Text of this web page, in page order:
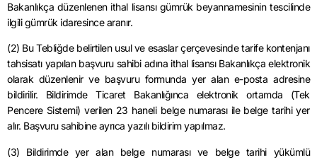
Bakanlıkça düzenlenen ithal lisansı gümrük beyannamesinin tescilinde
ilgili gümrük idaresince aranır.
(2) Bu Tebliğde belirtilen usul ve esaslar çerçevesinde tarife kontenjanı
tahsisatı yapılan başvuru sahibi adına ithal lisansı Bakanlıkça elektronik
olarak düzenlenir ve başvuru formunda yer alan e-posta adresine
bildirilir. Bildirimde Ticaret Bakanlığınca elektronik ortamda (Tek
Pencere Sistemi) verilen 23 haneli belge numarası ile belge tarihi yer
alır. Başvuru sahibine ayrıca yazılı bildirim yapılmaz.
(3) Bildirimde yer alan belge numarası ve belge tarihi yükümlü